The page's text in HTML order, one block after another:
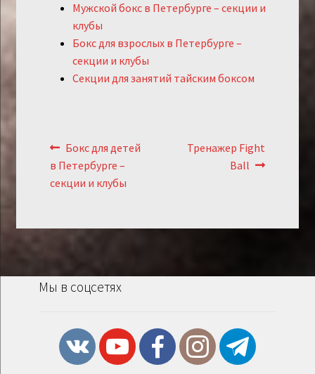
Мужской бокс в Петербурге – секции и
клубы
Бокс для взрослых в Петербурге –
секции и клубы
Секции для занятий тайским боксом
по
записям
Предыдущий:
Бокс для детей
в Петербурге –
секции и клубы
Следующий:
Тренажер Fight
Ball
Мы в соцсетях